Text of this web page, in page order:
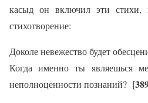
касыд он включил эти
стихотворение:
Доколе невежество будет
Когда именно ты являешься
неполноценности познаний?